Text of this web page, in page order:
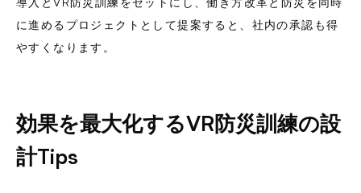
に進めるプロジェクトとして提案すると、社内の承認も得
やすくなります。
効果を最大化するVR防災訓練の設
計Tips